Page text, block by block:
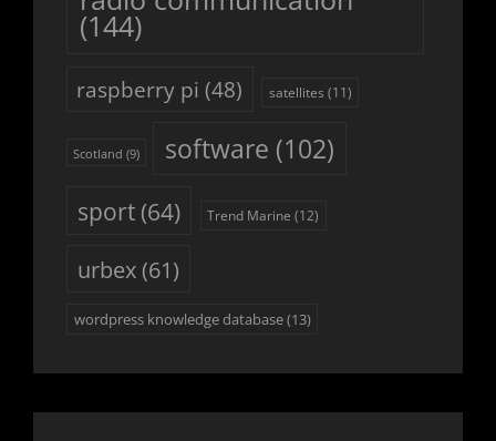
(144)
raspberry pi (48) satellites (11)
Scotland (9) software (102)
sport(64) Trend Marine (12)
urbex(61)
wordpress knowledge database(13)